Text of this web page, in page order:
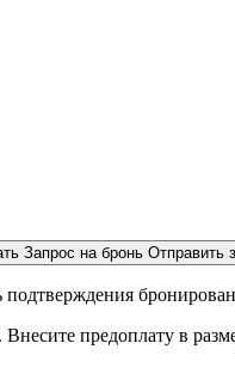
Запрос на бронь Отправить
предоплату в